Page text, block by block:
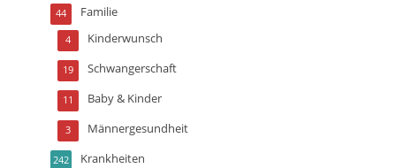
Familie
44
Kinderwunsch
4
Schwangerschaft
19
Baby & Kinder
11
Männergesundheit
3
Krankheiten
242